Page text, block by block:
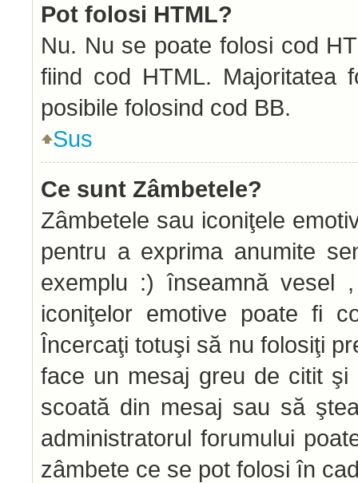
Pot folosi HTML?
Nu. Nu se poate folosi cod
fiind cod HTML. Majoritatea
posibile folosind cod BB.
Sus
Ce sunt Zâmbetele?
Zâmbetele sau iconiţele
pentru a exprima anumite
exemplu :) înseamnă vesel
iconiţelor emotive poate fi
Încercaţi totuşi să nu folosiţi
face un mesaj greu de citit
scoată din mesaj sau să
administratorul forumului
zâmbete ce se pot folosi în